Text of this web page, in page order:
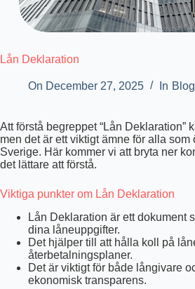
Lån Deklaration
On December 27, 2025 In
Att förstå begreppet “Lån Deklaration”
men det är ett viktigt ämne för alla som
Sverige. Här kommer vi att bryta ner
det lättare att förstå.
Viktiga punkter om Lån Deklaration
Lån Deklaration är ett dokument
dina låneuppgifter.
Det hjälper till att hålla koll på
återbetalningsplaner.
Det är viktigt för både långivare
ekonomisk transparens.